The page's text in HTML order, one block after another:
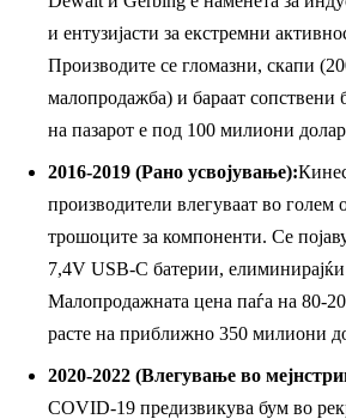
и ентузијасти за екстремни
Производите се гломазни, скапи
малопродажба) и бараат сопствени
на пазарот е под 100 милиони
2016-2019 (Рано усвојување):
производители влегуваат во голем
трошоците за компоненти. Се
7,4V USB-C батерии, елиминирајќи
Малопродажната цена паѓа на 80-
расте на приближно 350 милиони
2020-2022 (Влегување во
COVID-19 предизвикува бум во